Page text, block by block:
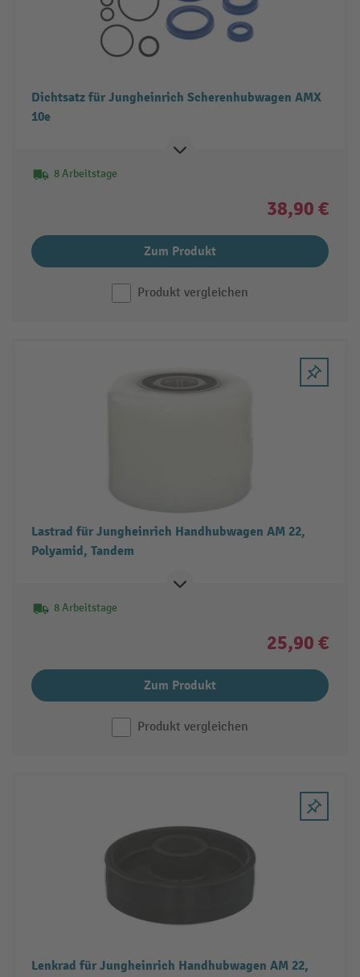
Dichtsatz für Jungheinrich Scherenhubwagen AMX
10e
8 Arbeitstage
38,90 €
Zum Produkt
Produkt vergleichen
Lastrad für Jungheinrich Handhubwagen AM 22,
Polyamid, Tandem
8 Arbeitstage
25,90 €
Zum Produkt
Produkt vergleichen
Lenkrad für Jungheinrich Handhubwagen AM 22,